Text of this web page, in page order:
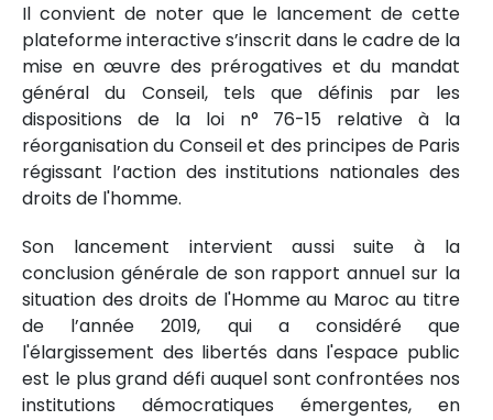
Il convient de noter que le lancement de cette
plateforme interactive s’inscrit dans le cadre de la
mise en œuvre des prérogatives et du mandat
général du Conseil, tels que définis par les
dispositions de la loi n° 76-15 relative à la
réorganisation du Conseil et des principes de Paris
régissant l’action des institutions nationales des
droits de l'homme.
Son lancement intervient aussi suite à la
conclusion générale de son rapport annuel sur la
situation des droits de l'Homme au Maroc au titre
de l’année 2019, qui a considéré que
l'élargissement des libertés dans l'espace public
est le plus grand défi auquel sont confrontées nos
institutions démocratiques émergentes, en